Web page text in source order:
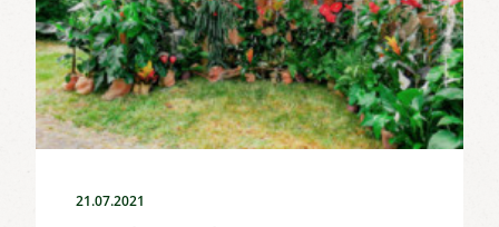
21.07.2021